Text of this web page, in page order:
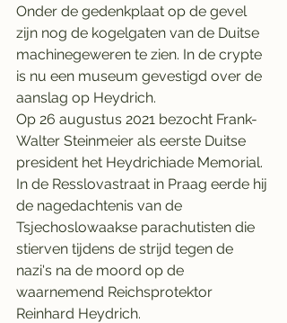
Onder de gedenkplaat op de gevel
zijn nog de kogelgaten van de Duitse
machinegeweren te zien. In de crypte
is nu een museum gevestigd over de
aanslag op Heydrich.
Op 26 augustus 2021 bezocht Frank-
Walter Steinmeier als eerste Duitse
president het Heydrichiade Memorial.
In de Resslovastraat in Praag eerde hij
de nagedachtenis van de
Tsjechoslowaakse parachutisten die
stierven tijdens de strijd tegen de
nazi's na de moord op de
waarnemend Reichsprotektor
Reinhard Heydrich.